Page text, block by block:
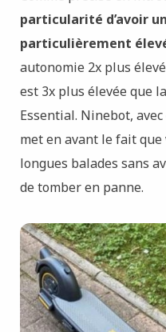
particularité d’avoir
particulièrement
autonomie 2x plus
est 3x plus élevée que
Essential. Ninebot,
met en avant le fait
longues balades sans
de tomber en panne.